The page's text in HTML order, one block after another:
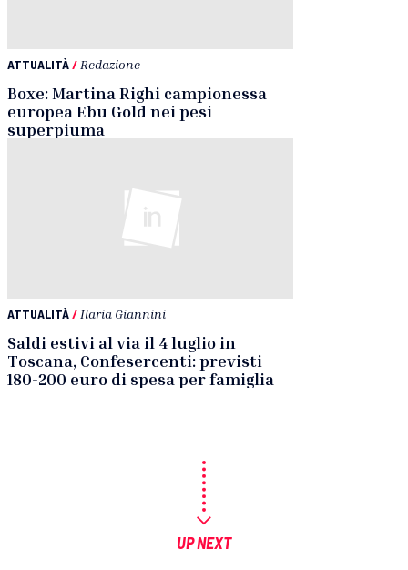
ATTUALITÀ/ Redazione
Boxe: Martina Righi campionessa
europea Ebu Gold nei pesi
superpiuma
ATTUALITÀ/ Ilaria Giannini
Saldi estivi al via il 4 luglio in
Toscana, Confesercenti: previsti
180-200 euro di spesa per famiglia
UP NEXT